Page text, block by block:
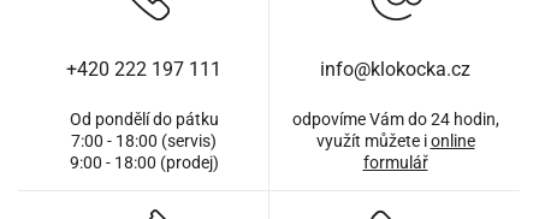
+420 222 197 111
Od pondělí do pátku
7:00 - 18:00 (servis)
9:00 - 18:00 (prodej)
info@klokocka.cz
odpovíme Vám do 24 hodin,
využít můžete ionline
formulář